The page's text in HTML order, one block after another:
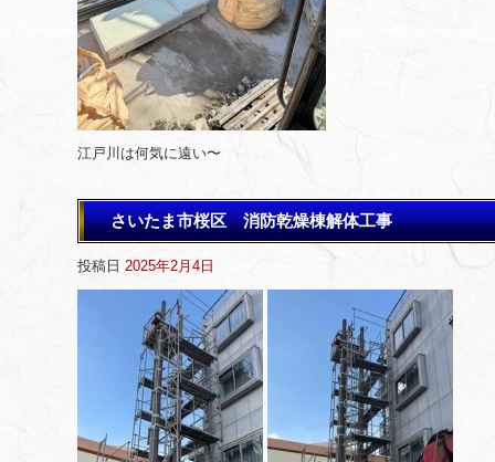
江戸川は何気に遠い〜
さいたま市桜区 消防乾燥棟解体工事
投稿日 2025年2月4日